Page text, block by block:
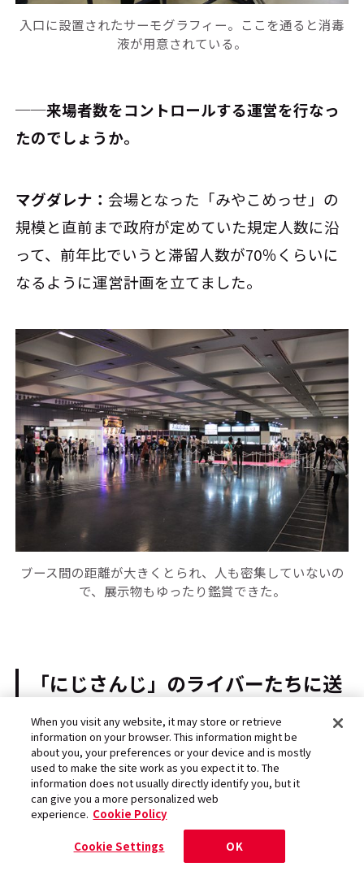
入口に設置されたサーモグラフィー。ここを通ると消毒
液が用意されている。
──来場者数をコントロールする運営を行なっ
たのでしょうか。
マグダレナ： 会場となった「みやこめっせ」の
規模と直前まで政府が定めていた規定人数に沿
って、前年比でいうと滞留人数が70％くらいに
なるように運営計画を立てました。
ブース間の距離が大きくとられ、人も密集していないの
で、展示物もゆったり鑑賞できた。
「にじさんじ」のライバーたちに送
られた静かなる熱気
──『京まふ』より1日早く、9月18日から「に
じさんじ」に所属するライバーたちのトーク＆
ライブが「みやこめっせ」のお隣、ロームシア
ター京都のメインホールでスタートして、その
When you visit any website, it may store or retrieve
information on your browser. This information might be
about you, your preferences or your device and is mostly
used to make the site work as you expect it to. The
information does not usually directly identify you, but it
can give you a more personalized web
experience. Cookie Policy
Cookie Settings OK